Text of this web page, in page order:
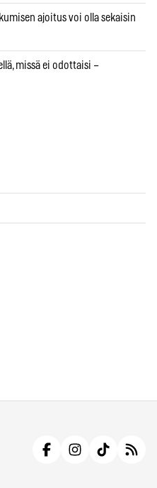
ajoitus voi olla sekaisin
missä ei odottaisi –